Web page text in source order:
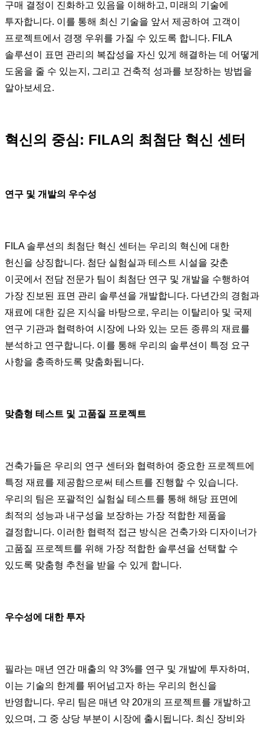
구매 결정이 진화하고 있음을 이해하고, 미래의 기술에
투자합니다. 이를 통해 최신 기술을 앞서 제공하여 고객이
프로젝트에서 경쟁 우위를 가질 수 있도록 합니다. FILA
솔루션이 표면 관리의 복잡성을 자신 있게 해결하는 데 어떻게
도움을 줄 수 있는지, 그리고 건축적 성과를 보장하는 방법을
알아보세요.
혁신의 중심: FILA의 최첨단 혁신 센터
연구 및 개발의 우수성
FILA 솔루션의 최첨단 혁신 센터는 우리의 혁신에 대한
헌신을 상징합니다. 첨단 실험실과 테스트 시설을 갖춘
이곳에서 전담 전문가 팀이 최첨단 연구 및 개발을 수행하여
가장 진보된 표면 관리 솔루션을 개발합니다. 다년간의 경험과
재료에 대한 깊은 지식을 바탕으로, 우리는 이탈리아 및 국제
연구 기관과 협력하여 시장에 나와 있는 모든 종류의 재료를
분석하고 연구합니다. 이를 통해 우리의 솔루션이 특정 요구
사항을 충족하도록 맞춤화됩니다.
맞춤형 테스트 및 고품질 프로젝트
건축가들은 우리의 연구 센터와 협력하여 중요한 프로젝트에
특정 재료를 제공함으로써 테스트를 진행할 수 있습니다.
우리의 팀은 포괄적인 실험실 테스트를 통해 해당 표면에
최적의 성능과 내구성을 보장하는 가장 적합한 제품을
결정합니다. 이러한 협력적 접근 방식은 건축가와 디자이너가
고품질 프로젝트를 위해 가장 적합한 솔루션을 선택할 수
있도록 맞춤형 추천을 받을 수 있게 합니다.
우수성에 대한 투자
필라는 매년 연간 매출의 약 3%를 연구 및 개발에 투자하며,
이는 기술의 한계를 뛰어넘고자 하는 우리의 헌신을
반영합니다. 우리 팀은 매년 약 20개의 프로젝트를 개발하고
있으며, 그 중 상당 부분이 시장에 출시됩니다. 최신 장비와